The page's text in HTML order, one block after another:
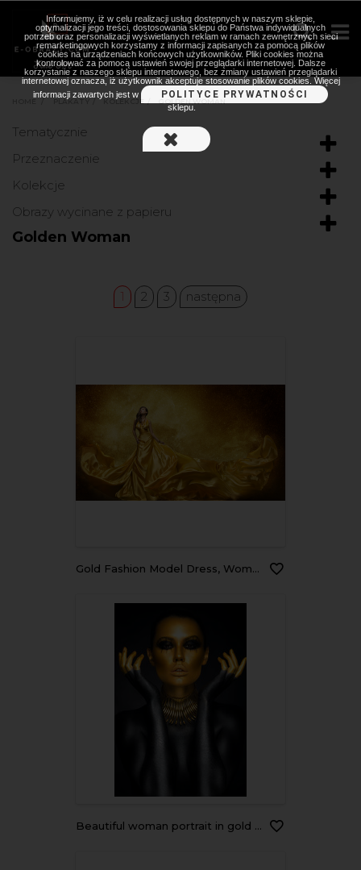
PLAKATY > KOLEKCJE
Tematycznie
Przeznaczenie
Kolekcje
Obrazy wycinane z papieru
Golden Woman
1 2 3 następna
Gold Fashion Model Dress, Woman Golden Silk Gown Flowing Fabric
Beautiful woman portrait in gold and black colors
Informujemy, iż w celu realizacji usług dostępnych w naszym sklepie,
optymalizacji jego treści, dostosowania sklepu do Państwa indywidualnych
potrzeb oraz personalizacji wyświetlanych reklam w ramach zewnętrznych sieci
remarketingowych korzystamy z informacji zapisanych za pomocą plików
cookies na urządzeniach końcowych użytkowników. Pliki cookies można
kontrolować za pomocą ustawień swojej przeglądarki internetowej. Dalsze
korzystanie z naszego sklepu internetowego, bez zmiany ustawień przeglądarki
internetowej oznacza, iż użytkownik akceptuje stosowanie plików cookies. Więcej
informacji zawartych jest w
POLITYCE PRYWATNOŚCI
sklepu.